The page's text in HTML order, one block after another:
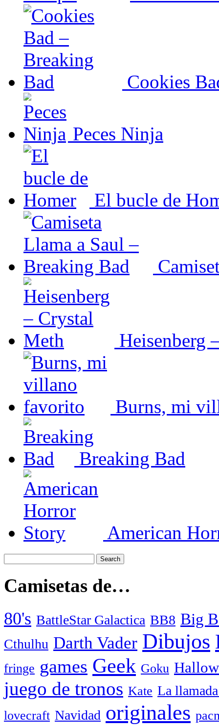
Cookies
Peces Ninja
El bucle de
Heisenberg
Burns, mi
Breaking Bad
American
Camisetas de…
80's BattleStar Galactica BB8 Big
Cthulhu Darth Vader Dibujos
fringe games Geek Goku
juego de tronos Kate La
lovecraft Navidad originales